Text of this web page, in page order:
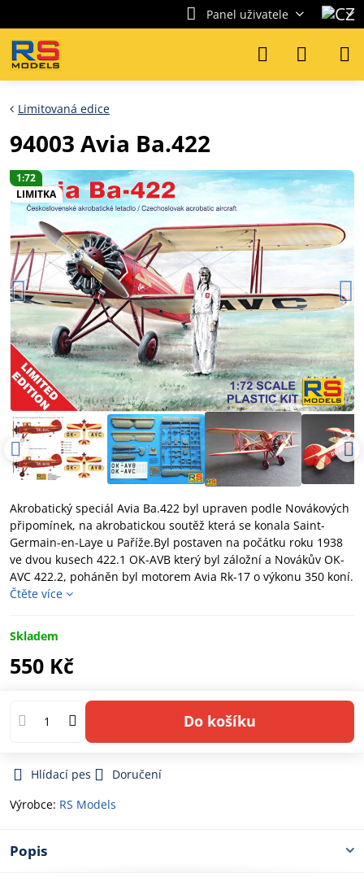
Panel uživatele
1:72
LIMITKA
Limitovaná edice
94003 Avia Ba.422
Akrobatický speciál Avia Ba.422 byl upraven podle Novákových
připomínek, na akrobatickou soutěž která se konala Saint-
Germain-en-Laye u Paříže.Byl postaven na počátku roku 1938
ve dvou kusech 422.1 OK-AVB který byl záložní a Novákův OK-
AVC 422.2, poháněn byl motorem Avia Rk-17 o výkonu 350 koní.
Čtěte více
Skladem
550 Kč
Do košíku
Hlídací pes
Doručení
Výrobce: RS Models
Popis